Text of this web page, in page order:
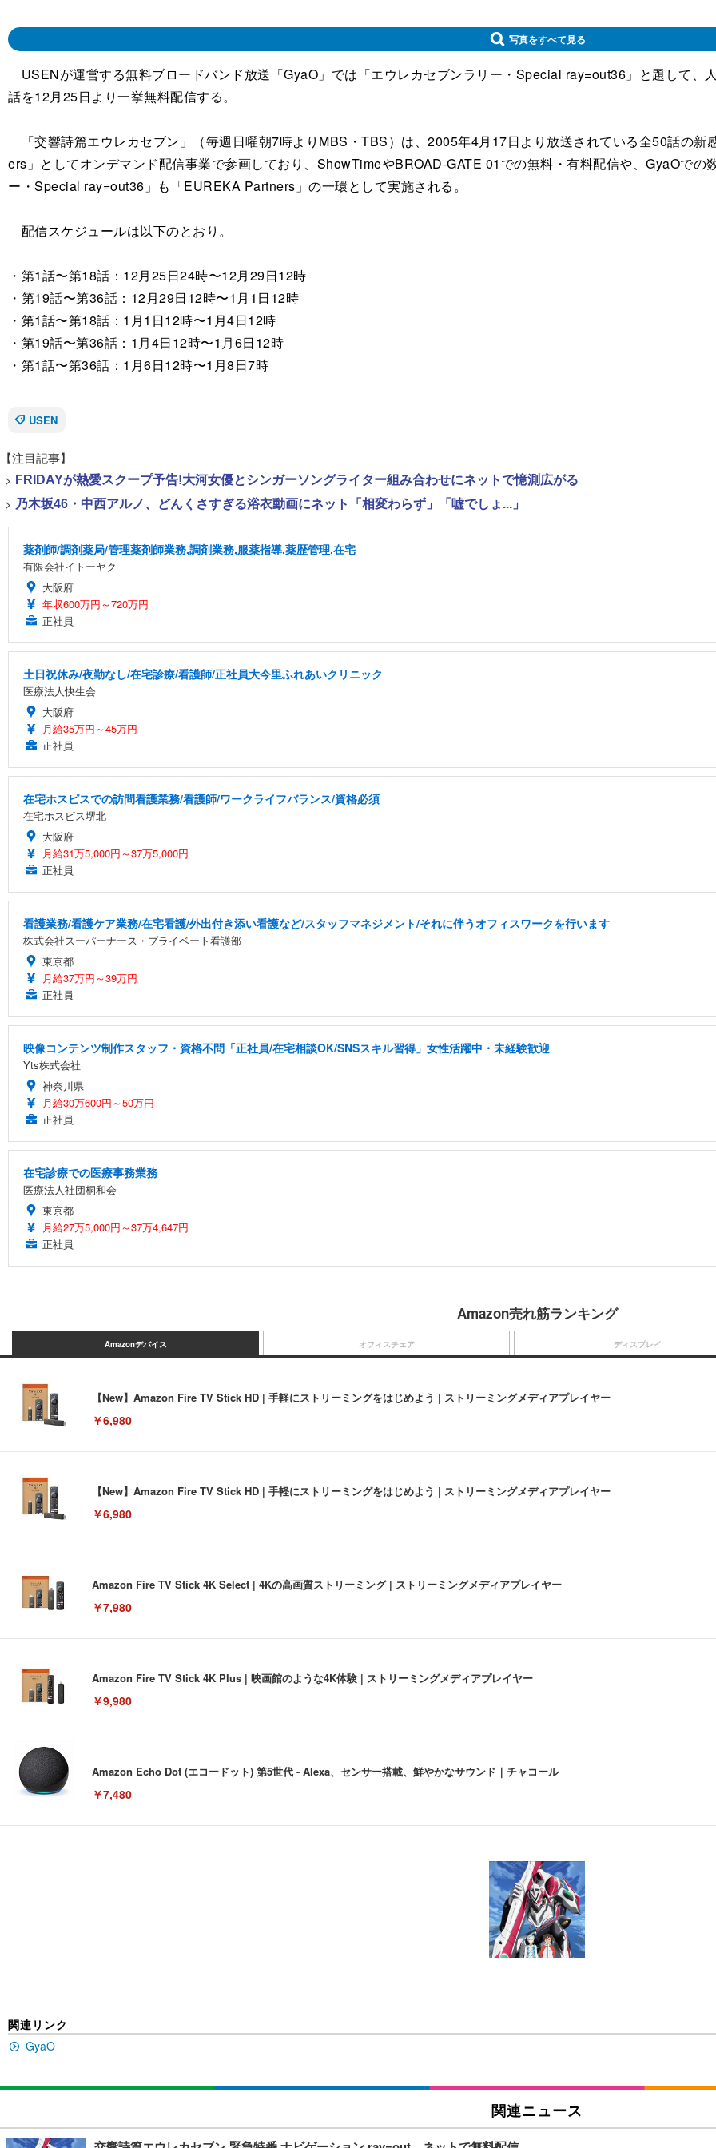
写真をすべて見る
USENが運営する無料ブロードバンド放送「GyaO」では「エウレカセブンラリー・Special ray=out36」と題して、
話を12月25日より一挙無料配信する。
「交響詩篇エウレカセブン」（毎週日曜朝7時よりMBS・TBS）は、2005年4月17日より放送されている全50話の
ers」としてオンデマンド配信事業で参画しており、ShowTimeやBROAD-GATE 01での無料・有料配信や、GyaOでの
ー・Special ray=out36」も「EUREKA Partners」の一環として実施される。
配信スケジュールは以下のとおり。
・第1話〜第18話：12月25日24時〜12月29日12時
・第19話〜第36話：12月29日12時〜1月1日12時
・第1話〜第18話：1月1日12時〜1月4日12時
・第19話〜第36話：1月4日12時〜1月6日12時
・第1話〜第36話：1月6日12時〜1月8日7時
USEN
【注目記事】
> FRIDAYが熱愛スクープ予告!大河女優とシンガーソングライター組み合わせにネットで憶測広がる
> 乃木坂46・中西アルノ、どんくさすぎる浴衣動画にネット「相変わらず」「嘘でしょ...」
薬剤師/調剤薬局/管理薬剤師業務,調剤業務,服薬指導,薬歴管理,在宅
有限会社イトーヤク
大阪府
年収600万円～720万円
正社員
土日祝休み/夜勤なし/在宅診療/看護師/正社員大今里ふれあいクリニック
医療法人快生会
大阪府
月給35万円～45万円
正社員
在宅ホスピスでの訪問看護業務/看護師/ワークライフバランス/資格必須
在宅ホスピス堺北
大阪府
月給31万5,000円～37万5,000円
正社員
看護業務/看護ケア業務/在宅看護/外出付き添い看護など/スタッフマネジメント/それに伴うオフィスワークを行います
株式会社スーパーナース・プライベート看護部
東京都
月給37万円～39万円
正社員
映像コンテンツ制作スタッフ・資格不問「正社員/在宅相談OK/SNSスキル習得」女性活躍中・未経験歓迎
Yts株式会社
神奈川県
月給30万600円～50万円
正社員
在宅診療での医療事務業務
医療法人社団桐和会
東京都
月給27万5,000円～37万4,647円
正社員
Amazon売れ筋ランキング
Amazonデバイス
【New】Amazon Fire TV Stick HD | 手軽にストリーミングをはじめよう | ストリーミングメディアプレイヤー
￥6,980
【New】Amazon Fire TV Stick HD | 手軽にストリーミングをはじめよう | ストリーミングメディアプレイヤー
￥6,980
Amazon Fire TV Stick 4K Select | 4Kの高画質ストリーミング | ストリーミングメディアプレイヤー
￥7,980
Amazon Fire TV Stick 4K Plus | 映画館のような4K体験 | ストリーミングメディアプレイヤー
￥9,980
Amazon Echo Dot (エコードット) 第5世代 - Alexa、センサー搭載、鮮やかなサウンド｜チャコール
￥7,480
オフィスチェア
[EdoErgo] オフィスチェア 椅子 テレワーク 疲れない 跳ね上げ式アームレスト コンパクト 約105度ロッキング pc 事務椅子 360度回
ディスプレイ
EIZO ビジネス向けプレミアムモニター | FlexScan EV3240X-WT | 31.5型4K UHD・USB Type-C・ホワイト
￥49,979
Amazonベーシック ペットシーツ 薄型 レギュラー 1回使い捨て 無香料 ホワイト 300枚
￥1,800
関連リンク
GyaO
関連ニュース